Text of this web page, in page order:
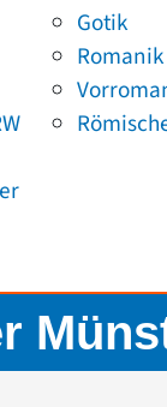
Gotik
Romanik